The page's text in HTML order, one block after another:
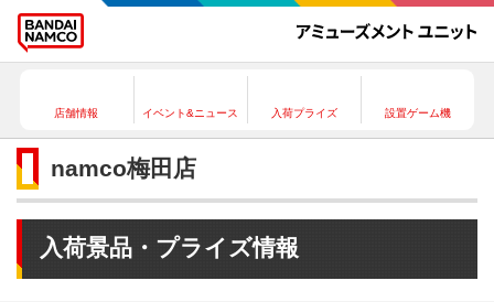
店舗情報 イベント&ニュース 入荷プライズ 設置ゲーム機
namco梅田店
入荷景品・プライズ情報